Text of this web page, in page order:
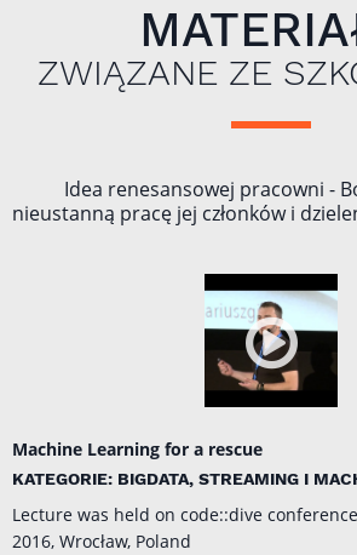
ZWIĄZANE ZE
Idea renesansowej pracowni -
nieustanną pracę jej członków i
Machine Learning for a rescue
KATEGORIE: BIGDATA, STREAMING I
Lecture was held on code::dive
2016, Wrocław, Poland